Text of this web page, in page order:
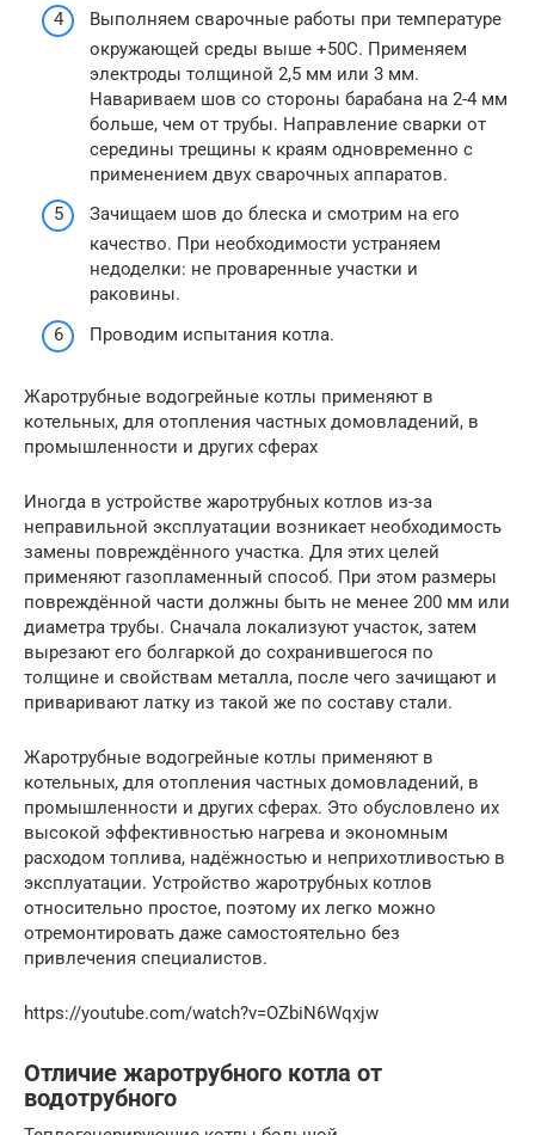
Выполняем сварочные работы при температуре
окружающей среды выше +50С. Применяем
электроды толщиной 2,5 мм или 3 мм.
Навариваем шов со стороны барабана на 2-4 мм
больше, чем от трубы. Направление сварки от
середины трещины к краям одновременно с
применением двух сварочных аппаратов.
Зачищаем шов до блеска и смотрим на его
качество. При необходимости устраняем
недоделки: не проваренные участки и
раковины.
Проводим испытания котла.
Жаротрубные водогрейные котлы применяют в
котельных, для отопления частных домовладений, в
промышленности и других сферах
Иногда в устройстве жаротрубных котлов из-за
неправильной эксплуатации возникает необходимость
замены повреждённого участка. Для этих целей
применяют газопламенный способ. При этом размеры
повреждённой части должны быть не менее 200 мм или
диаметра трубы. Сначала локализуют участок, затем
вырезают его болгаркой до сохранившегося по
толщине и свойствам металла, после чего зачищают и
приваривают латку из такой же по составу стали.
Жаротрубные водогрейные котлы применяют в
котельных, для отопления частных домовладений, в
промышленности и других сферах. Это обусловлено их
высокой эффективностью нагрева и экономным
расходом топлива, надёжностью и неприхотливостью в
эксплуатации. Устройство жаротрубных котлов
относительно простое, поэтому их легко можно
отремонтировать даже самостоятельно без
привлечения специалистов.
https://youtube.com/watch?v=OZbiN6Wqxjw
Отличие жаротрубного котла от
водотрубного